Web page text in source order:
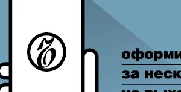
в «Ъ» www.kommersant.ru/ad